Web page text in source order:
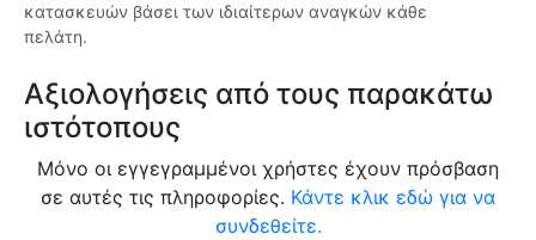
κατασκευών βάσει των ιδιαίτερων αναγκών κάθε
πελάτη.
Αξιολογήσεις από τους παρακάτω
ιστότοπους
Μόνο οι εγγεγραμμένοι χρήστες έχουν πρόσβαση
σε αυτές τις πληροφορίες. Κάντε κλικ εδώ για να
συνδεθείτε.